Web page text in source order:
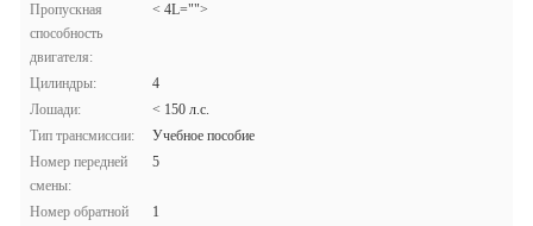
Пропускная
способность
двигателя:
< 4L="">
Цилиндры:
4
Лошади:
< 150 л.с.
Тип трансмиссии:
Учебное пособие
Номер передней
смены:
5
Номер обратной
1